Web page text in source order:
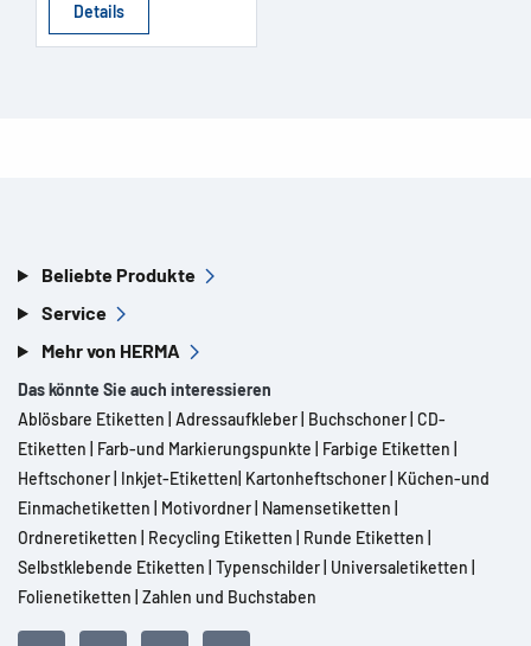
Details
Beliebte Produkte
Service
Mehr von HERMA
Das könnte Sie auch interessieren
Ablösbare Etiketten Adressaufkleber Buchschoner CD-
Etiketten
Farb-und Markierungspunkte Farbige Etiketten
Heftschoner Inkjet-Etiketten Kartonheftschoner Küchen-und
Einmachetiketten
Motivordner Namensetiketten
Ordneretiketten
Recycling Etiketten Runde Etiketten
Selbstklebende Etiketten Typenschilder Universaletiketten
Folienetiketten Zahlen und Buchstaben